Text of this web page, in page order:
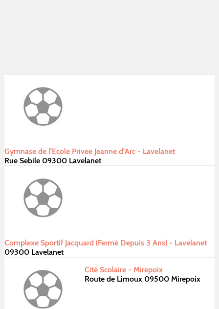
Gymnase de l'Ecole Privee Jeanne d'Arc - Lavelanet
Rue Sebile 09300 Lavelanet
Complexe Sportif Jacquard (Fermé Depuis 3 Ans) - Lavelanet
09300 Lavelanet
Cité Scolaire - Mirepoix
Route de Limoux 09500 Mirepoix